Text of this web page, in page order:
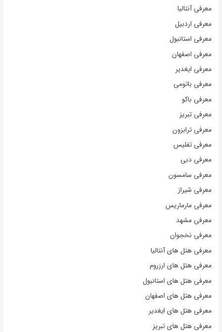
معرفی آنتالیا
معرفی اردبیل
معرفی استانبول
معرفی اصفهان
معرفی ایغدیر
معرفی باتومی
معرفی باکو
معرفی تبریز
معرفی ترابزون
معرفی تفلیس
معرفی دبی
معرفی سامسون
معرفی شیراز
معرفی مارماریس
معرفی مشهد
معرفی نخجوان
معرفی هتل های آنتالیا
معرفی هتل های ارزروم
معرفی هتل های استانبول
معرفی هتل های اصفهان
معرفی هتل های ایغدیر
معرفی هتل های تبریز